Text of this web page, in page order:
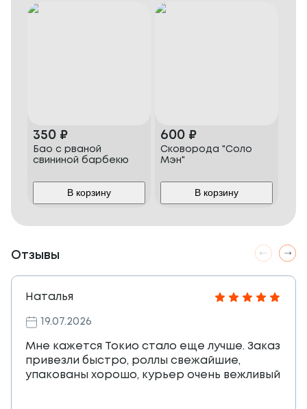
350 ₽
Бао с рваной
свининой барбекю
В корзину
600 ₽
Сковорода "Соло
Мэн"
В корзину
Отзывы
Наталья
19.07.2026
Мне кажется Токио стало еще лучше. Заказ
привезли быстро, роллы свежайшие,
упакованы хорошо, курьер очень вежливый